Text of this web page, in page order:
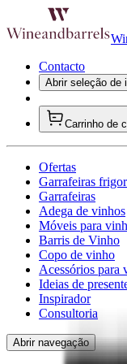
Contacto
Abrir seleção de
Carrinho de
Ofertas
Garrafeiras
Garrafeiras
Adega de vinhos
Móveis para
Barris de Vinho
Copo de vinho
Acessórios para
Ideias de
Inspirador
Consultoria
Abrir navegação